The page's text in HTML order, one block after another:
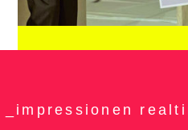
_impressionen